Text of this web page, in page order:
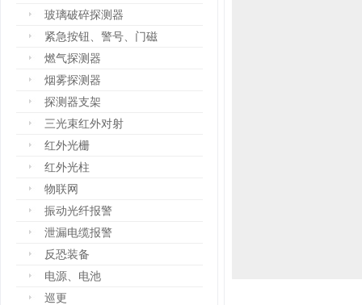
玻璃破碎探测器
紧急按钮、警号、门磁
燃气探测器
烟雾探测器
探测器支架
三光束红外对射
红外光栅
红外光柱
物联网
振动光纤报警
泄漏电缆报警
反恐装备
电源、电池
巡更